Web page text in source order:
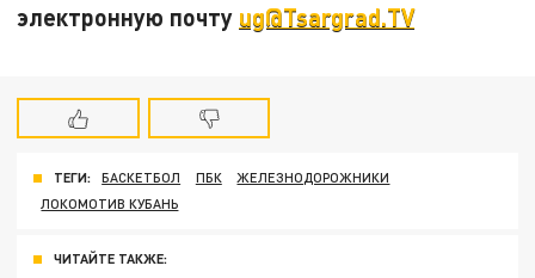
электронную почту ug@Tsargrad.TV
ТЕГИ: БАСКЕТБОЛ ПБК
ЖЕЛЕЗНОДОРОЖНИКИ
ЛОКОМОТИВ КУБАНЬ
ЧИТАЙТЕ ТАКЖЕ: